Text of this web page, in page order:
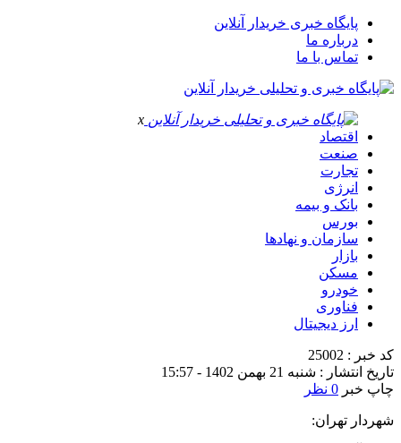
پایگاه خبری خریدار آنلاین
درباره ما
تماس با ما
x
اقتصاد
صنعت
تجارت
انرژی
بانک و بیمه
بورس
سازمان و نهادها
بازار
مسکن
خودرو
فناوری
ارز دیجیتال
کد خبر : 25002
تاریخ انتشار : شنبه 21 بهمن 1402 - 15:57
چاپ خبر 0 نظر
شهردار تهران: